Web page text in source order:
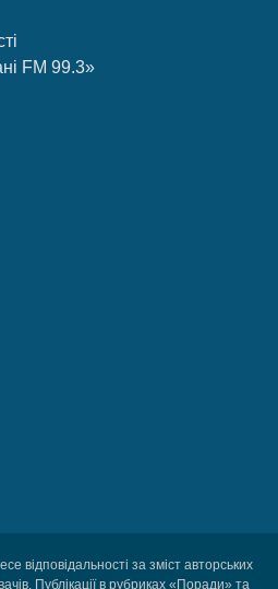
FM 99.3»
відповідальності за зміст авторських
Публікації в рубриках «Поради» та